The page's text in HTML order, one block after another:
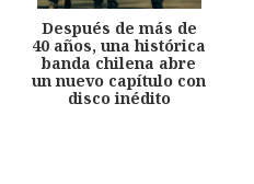
Después de más de
40 años, una histórica
banda chilena abre
un nuevo capítulo con
disco inédito